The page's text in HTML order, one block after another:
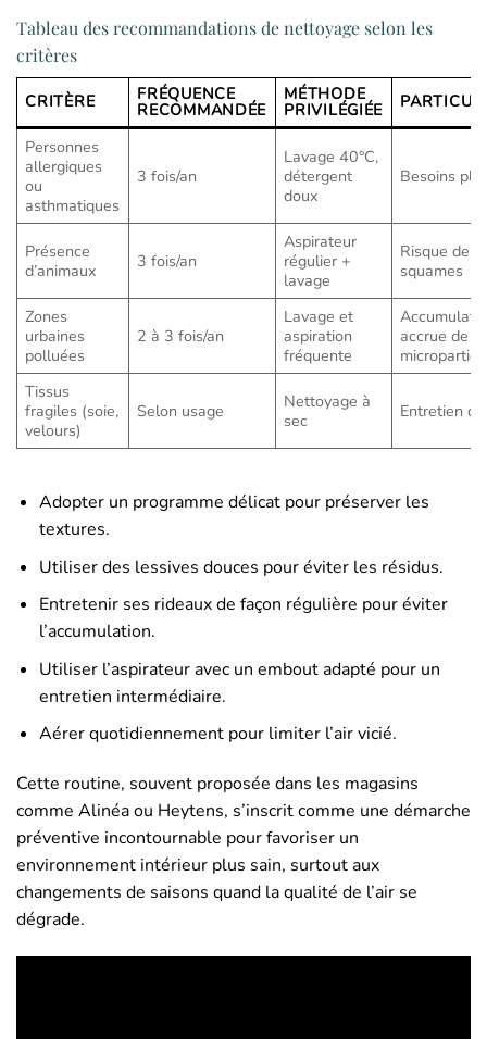
Tableau des recommandations de nettoyage selon les
critères
CRITÈRE FRÉQUENCE
RECOMMANDÉE
MÉTHODE
PRIVILÉGIÉE
Personnes
allergiques
ou
asthmatiques
3 fois/an
Lavage 40°C,
détergent
doux
Besoins
Présence
d’animaux
3 fois/an
Aspirateur
régulier +
lavage
Risque de
squames
Zones
urbaines
polluées
2 à 3 fois/an
Lavage et
aspiration
fréquente
accrue de
Tissus
fragiles (soie,
velours)
Selon usage
Nettoyage à
sec
Entretien
Adopter un programme délicat pour préserver les
textures.
Utiliser des lessives douces pour éviter les résidus.
Entretenir ses rideaux de façon régulière pour éviter
l’accumulation.
Utiliser l’aspirateur avec un embout adapté pour un
entretien intermédiaire.
Aérer quotidiennement pour limiter l’air vicié.
Cette routine, souvent proposée dans les magasins
comme Alinéa ou Heytens, s’inscrit comme une démarche
préventive incontournable pour favoriser un
environnement intérieur plus sain, surtout aux
changements de saisons quand la qualité de l’air se
dégrade.